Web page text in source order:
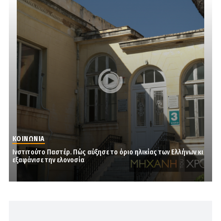
ΚΟΙΝΩΝΙΑ
Ινστιτούτο Παστέρ. Πώς αύξησε το όριο ηλικίας των Ελλήνων κι
εξαφάνισε την ελονοσία